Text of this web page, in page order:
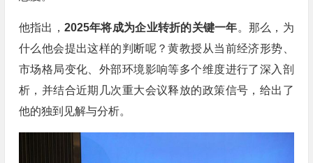
他指出， 2025年将成为企业转折的关键一年。那么，为
什么他会提出这样的判断呢？黄教授从当前经济形势、
市场格局变化、外部环境影响等多个维度进行了深入剖
析，并结合近期几次重大会议释放的政策信号，给出了
他的独到见解与分析。